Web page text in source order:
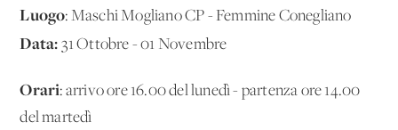
Luogo: Maschi Mogliano CP - Femmine Conegliano
Data: 31 Ottobre - 01 Novembre
Orari: arrivo ore 16.00 del lunedì - partenza ore 14.00
del martedì